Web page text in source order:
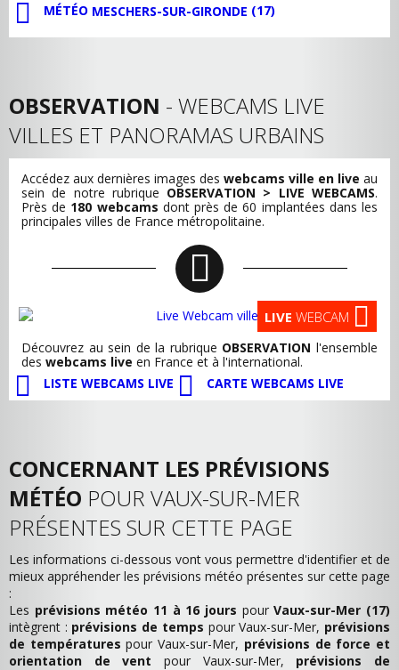
MÉTÉO MESCHERS-SUR-GIRONDE (17)
OBSERVATION - WEBCAMS LIVE
VILLES ET PANORAMAS URBAINS
Accédez aux dernières images des webcams ville en live au
sein de notre rubrique OBSERVATION > LIVE WEBCAMS.
Près de 180 webcams dont près de 60 implantées dans les
principales villes de France métropolitaine.
LIVE WEBCAM
Découvrez au sein de la rubrique OBSERVATION l'ensemble
des webcams live en France et à l'international.
LISTE WEBCAMS LIVE
CARTE WEBCAMS LIVE
CONCERNANT LES PRÉVISIONS
MÉTÉO POUR VAUX-SUR-MER
PRÉSENTES SUR CETTE PAGE
Les informations ci-dessous vont vous permettre d'identifier et de
mieux appréhender les prévisions météo présentes sur cette page
:
Les prévisions météo 11 à 16 jours pourVaux-sur-Mer (17)
intègrent : prévisions de temps pour Vaux-sur-Mer, prévisions
de températures pour Vaux-sur-Mer, prévisions de force et
orientation de vent pour Vaux-sur-Mer, prévisions de